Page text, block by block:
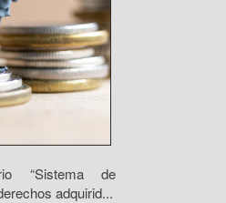
“Sistema de
adquirid...